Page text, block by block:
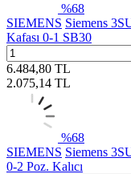
%68
SIEMENS Siemens
Kafası 0-1 SB30
6.484,80 TL
2.075,14 TL
%68
SIEMENS Siemens
0-2 Poz. Kalıcı